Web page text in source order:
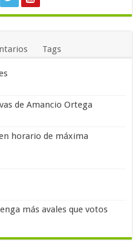
Tags
de Amancio Ortega
horario de máxima
más avales que votos